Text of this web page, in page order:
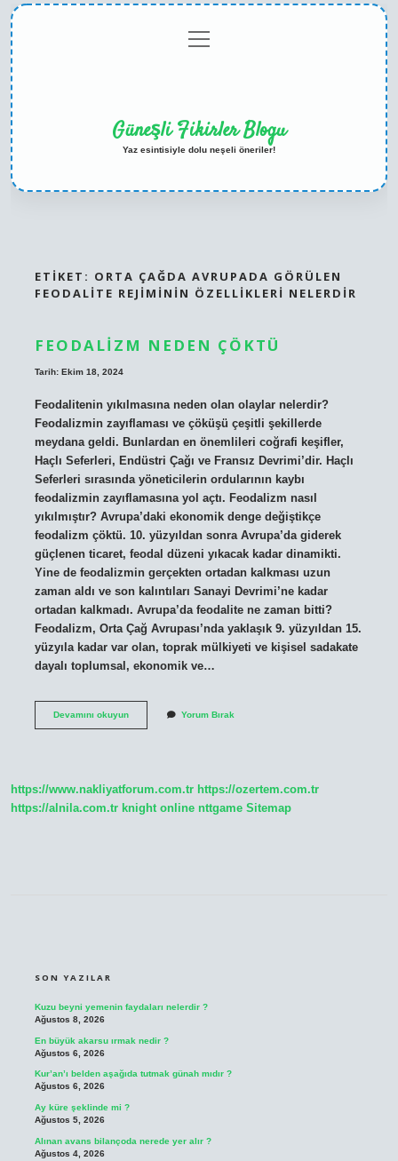
menüyü
aç
Güneşli Fikirler Blogu
Yaz esintisiyle dolu neşeli öneriler!
ETIKET: ORTA ÇAĞDA AVRUPADA GÖRÜLEN
FEODALITE REJIMININ ÖZELLIKLERI NELERDIR
FEODALIZM NEDEN ÇÖKTÜ
Tarih: Ekim 18, 2024
Feodalitenin yıkılmasına neden olan olaylar nelerdir?
Feodalizmin zayıflaması ve çöküşü çeşitli şekillerde
meydana geldi. Bunlardan en önemlileri coğrafi keşifler,
Haçlı Seferleri, Endüstri Çağı ve Fransız Devrimi’dir. Haçlı
Seferleri sırasında yöneticilerin ordularının kaybı
feodalizmin zayıflamasına yol açtı. Feodalizm nasıl
yıkılmıştır? Avrupa’daki ekonomik denge değiştikçe
feodalizm çöktü. 10. yüzyıldan sonra Avrupa’da giderek
güçlenen ticaret, feodal düzeni yıkacak kadar dinamikti.
Yine de feodalizmin gerçekten ortadan kalkması uzun
zaman aldı ve son kalıntıları Sanayi Devrimi’ne kadar
ortadan kalkmadı. Avrupa’da feodalite ne zaman bitti?
Feodalizm, Orta Çağ Avrupası’nda yaklaşık 9. yüzyıldan 15.
yüzyıla kadar var olan, toprak mülkiyeti ve kişisel sadakate
dayalı toplumsal, ekonomik ve…
Devamını okuyunFeodalizm
Yorum Bırak
https://www.nakliyatforum.com.tr https://ozertem.com.tr
https://alnila.com.tr knight online nttgame Sitemap
SON YAZILAR
Kuzu beyni yemenin faydaları nelerdir ?
Ağustos 8, 2026
En büyük akarsu ırmak nedir ?
Ağustos 6, 2026
Kur’an’ı belden aşağıda tutmak günah mıdır ?
Ağustos 6, 2026
Ay küre şeklinde mi ?
Ağustos 5, 2026
Alınan avans bilançoda nerede yer alır ?
Ağustos 4, 2026